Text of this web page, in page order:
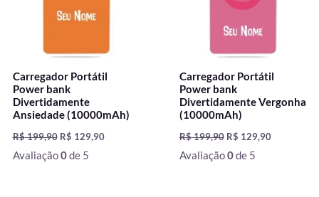
Carregador Portátil
Power bank
Divertidamente
Ansiedade (10000mAh)
R$199,90 R$ 129,90
Avaliação0de 5
Carregador Portátil
Power bank
Divertidamente Vergonha
(10000mAh)
R$199,90 R$ 129,90
Avaliação0de 5